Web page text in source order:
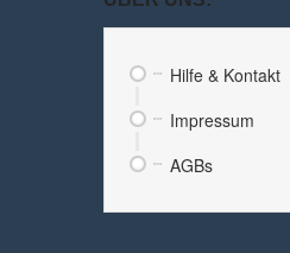
Hilfe & Kontakt
Impressum
AGBs